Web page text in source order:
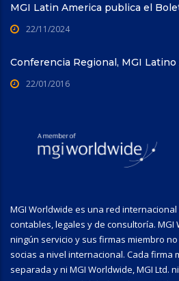
MGI Latin America publica el
22/11/2024
Conferencia Regional, MGI
22/01/2016
MGI Worldwide es una red
contables, legales y de consultoría.
ningún servicio y sus firmas miembro
socias a nivel internacional. Cada firma
separada y ni MGI Worldwide, MGI Ltd.